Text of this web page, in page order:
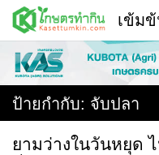
Skip
content
พืช
หน้าแรก
แวดวงเกษตร
เข้ม
ป้ายกำกับ: จับปลา
ยามว่างในวันหยุด